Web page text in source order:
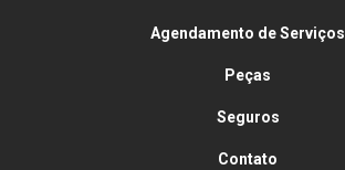
Agendamento de Serviços
Peças
Seguros
Contato